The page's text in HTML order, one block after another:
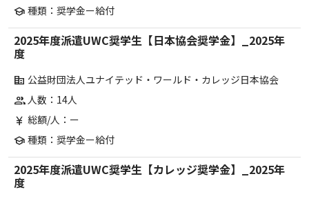
school 種類：奨学金ー給付
2025年度派遣UWC奨学生【日本協会奨学金】_2025年
度
corporate_fare 公益財団法人ユナイテッド・ワールド・カレッジ日本協会
group人数：14人
currency_yen 総額/人：ー
school 種類：奨学金ー給付
2025年度派遣UWC奨学生【カレッジ奨学金】_2025年
度